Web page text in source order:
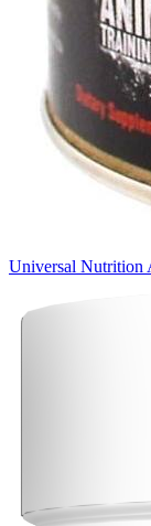
Universal Nutrition